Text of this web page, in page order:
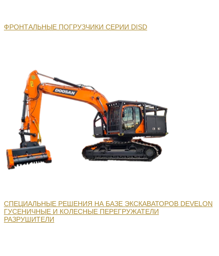
ФРОНТАЛЬНЫЕ ПОГРУЗЧИКИ СЕРИИ DISD
СПЕЦИАЛЬНЫЕ РЕШЕНИЯ НА БАЗЕ ЭКСКАВАТОРОВ DEVELON
ГУСЕНИЧНЫЕ И КОЛЕСНЫЕ ПЕРЕГРУЖАТЕЛИ
РАЗРУШИТЕЛИ